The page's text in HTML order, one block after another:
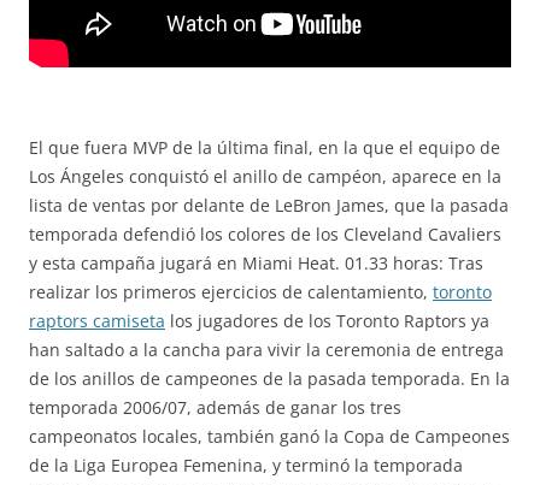
El que fuera MVP de la última final, en la que el equipo de
Los Ángeles conquistó el anillo de campéon, aparece en la
lista de ventas por delante de LeBron James, que la pasada
temporada defendió los colores de los Cleveland Cavaliers
y esta campaña jugará en Miami Heat. 01.33 horas: Tras
realizar los primeros ejercicios de calentamiento, toronto
raptors camiseta los jugadores de los Toronto Raptors ya
han saltado a la cancha para vivir la ceremonia de entrega
de los anillos de campeones de la pasada temporada. En la
temporada 2006/07, además de ganar los tres
campeonatos locales, también ganó la Copa de Campeones
de la Liga Europea Femenina, y terminó la temporada